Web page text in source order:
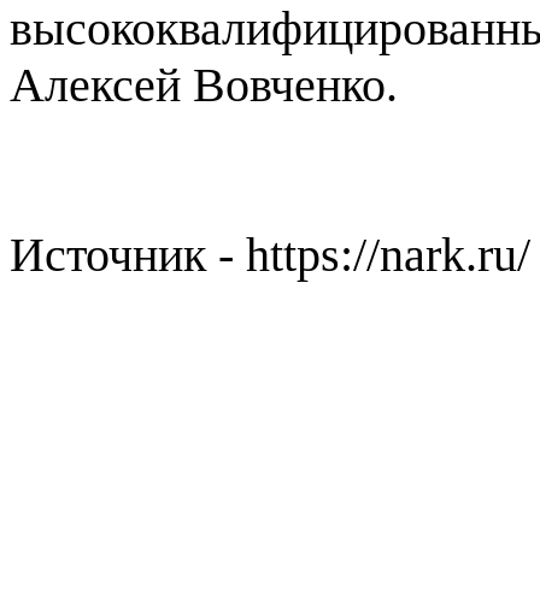
Алексей Вовченко.
Источник - https://nark.ru/